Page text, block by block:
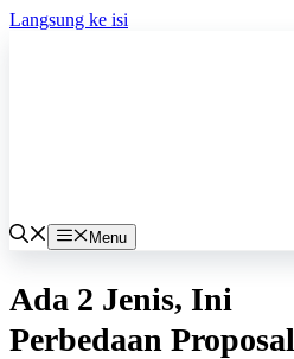
Langsung ke isi
Menu
Ada 2 Jenis, Ini
Perbedaan Proposal